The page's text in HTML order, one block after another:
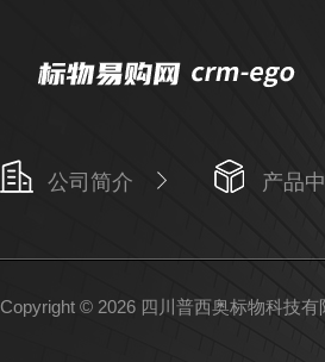
公司简介 产品
Copyright © 2026 四川普西奥标物科技